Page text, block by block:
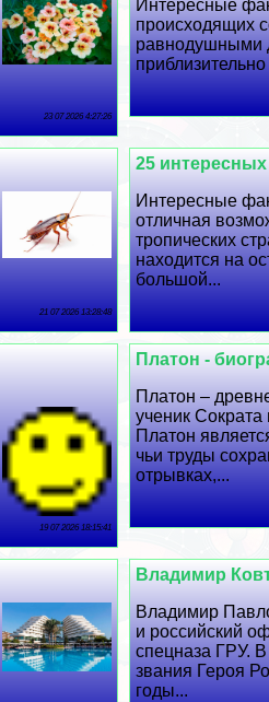
Интересные
происходящих
равнодушными
приблизительно
23 07 2026 4:27:26
25
Интересные
отличная
тропических
находится на
большой...
21 07 2026 13:28:48
Платон -
Платон –
ученик Сократа
Платон
чьи труды
отрывках,...
19 07 2026 18:15:41
Владимир
Владимир
и российский
спецназа ГРУ. В
звания Героя
годы...